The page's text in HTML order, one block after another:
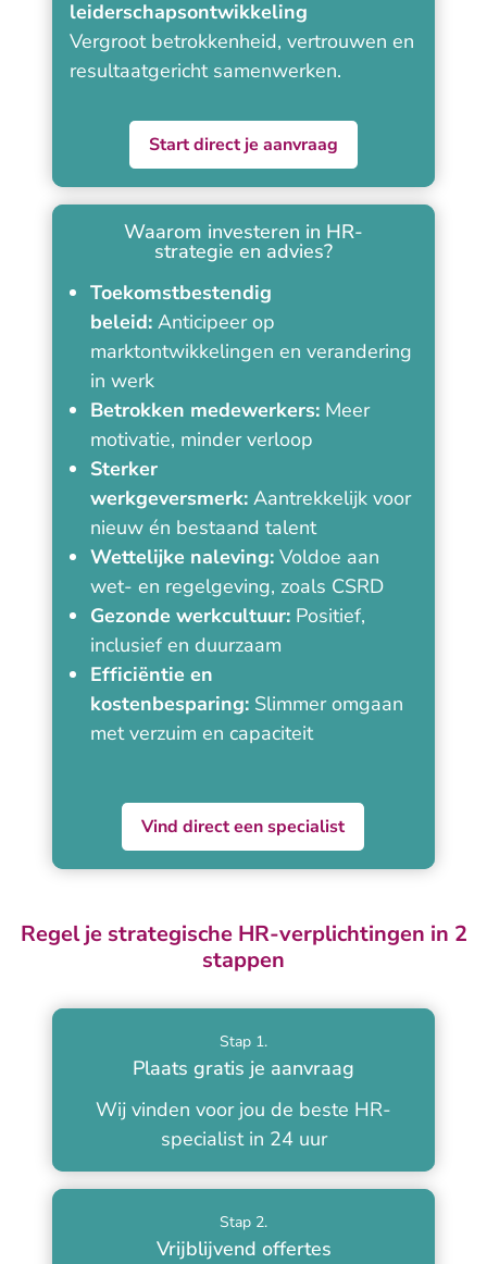
leiderschapsontwikkeling
Vergroot betrokkenheid, vertrouwen en
resultaatgericht samenwerken.
Start direct je aanvraag
Waarom investeren in HR-
strategie en advies?
Toekomstbestendig
beleid: Anticipeer op
marktontwikkelingen en verandering
in werk
Betrokken medewerkers: Meer
motivatie, minder verloop
Sterker
werkgeversmerk:Aantrekkelijk voor
nieuw én bestaand talent
Wettelijke naleving: Voldoe aan
wet- en regelgeving, zoals CSRD
Gezonde werkcultuur: Positief,
inclusief en duurzaam
Efficiëntie en
kostenbesparing: Slimmer omgaan
met verzuim en capaciteit
Vind direct een specialist
Regel je strategische HR-verplichtingen in 2
stappen
Stap 1.
Plaats gratis je aanvraag
Wij vinden voor jou de beste HR-
specialist in 24 uur
Stap 2.
Vrijblijvend offertes